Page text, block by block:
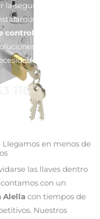
la seguridad de tu
control de acceso
modernas
116
Llegamos en menos de
las llaves dentro
con un
Alella con tiempos de
Nuestros